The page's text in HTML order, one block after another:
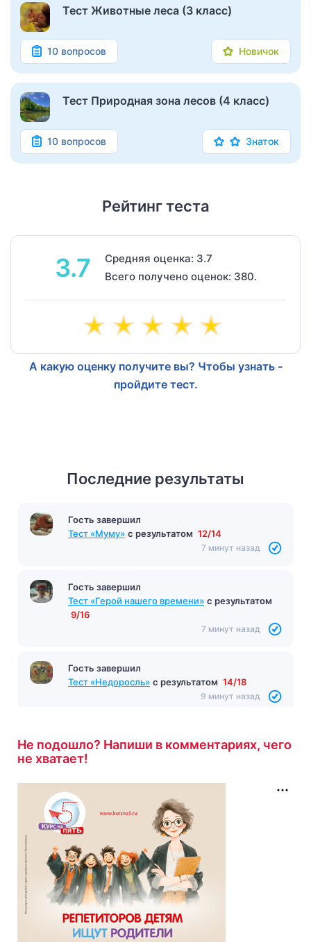
Тест Животные леса (3 класс)
10 вопросов Новичок
Тест Природная зона лесов (4 класс)
10 вопросов Знаток
Рейтинг теста
3.7
Средняя оценка: 3.7
Всего получено оценок: 380.
А какую оценку получите вы? Чтобы узнать -
пройдите тест.
Последние результаты
Гость завершил
Тест «Муму» с результатом 12/14
7 минут назад
Гость завершил
Тест «Герой нашего времени» с результатом
9/16
7 минут назад
Гость завершил
Тест «Недоросль» с результатом 14/18
9 минут назад
Не подошло? Напиши в комментариях, чего
не хватает!